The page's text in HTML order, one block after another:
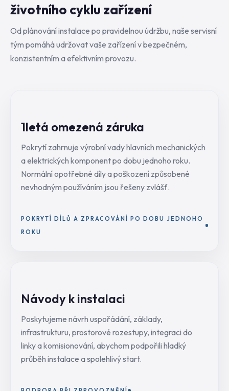
životního cyklu zařízení
Od plánování instalace po pravidelnou údržbu, naše servisní
tým pomáhá udržovat vaše zařízení v bezpečném,
konzistentním a efektivním provozu.
1letá omezená záruka
Pokrytí zahrnuje výrobní vady hlavních mechanických
a elektrických komponent po dobu jednoho roku.
Normální opotřebné díly a poškození způsobené
nevhodným používáním jsou řešeny zvlášť.
POKRYTÍ DÍLŮ A ZPRACOVÁNÍ PO DOBU JEDNOHO
ROKU
Návody k instalaci
Poskytujeme návrh uspořádání, základy,
infrastrukturu, prostorové rozestupy, integraci do
linky a komisionování, abychom podpořili hladký
průběh instalace a spolehlivý start.